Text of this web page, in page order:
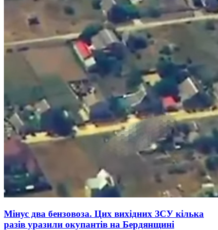
Мінус два бензовоза. Цих вихідних ЗСУ кілька
разів уразили окупантів на Бердянщині